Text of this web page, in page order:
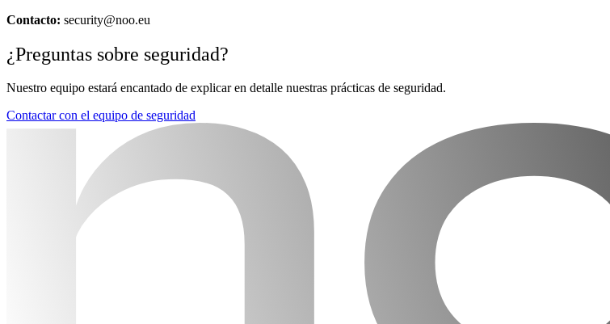
Contacto: security@noo.eu
¿Preguntas sobre seguridad?
Nuestro equipo estará encantado de explicar en detalle nuestras prácticas de seguridad.
Contactar con el equipo de seguridad